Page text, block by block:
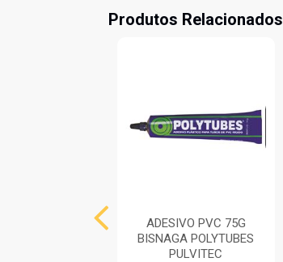
Produtos Relacionados
ADESIVO PVC 75G
BISNAGA POLYTUBES
PULVITEC